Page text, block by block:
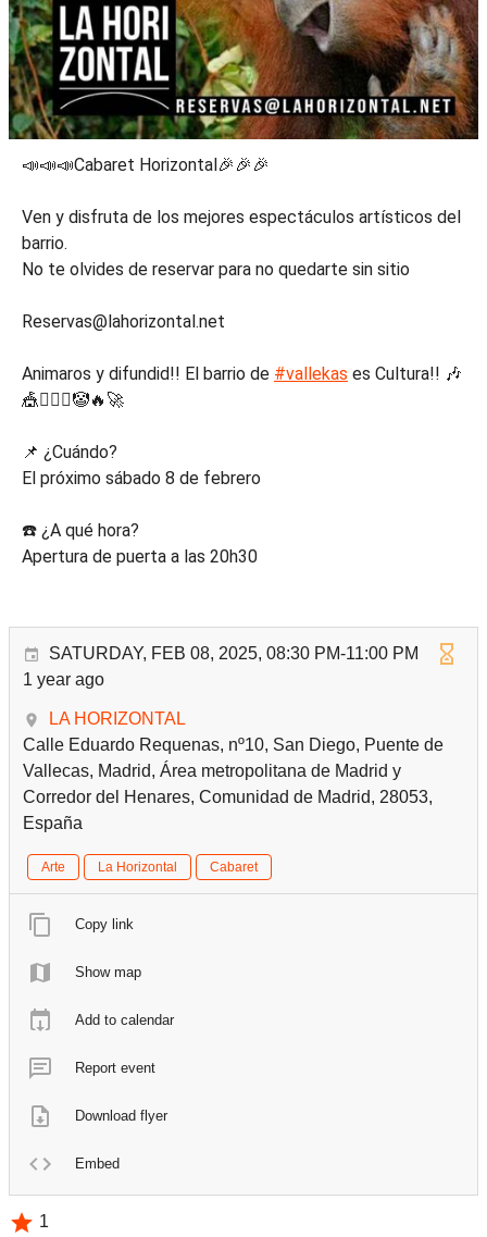
📣📣📣Cabaret Horizontal🎉🎉🎉
Ven y disfruta de los mejores espectáculos artísticos del
barrio.
No te olvides de reservar para no quedarte sin sitio
Reservas@lahorizontal.net
Animaros y difundid!! El barrio de #vallekas es Cultura!! 🎶
🎪🤹🏾‍♂️🤡🔥🚀
📌 ¿Cuándo?
El próximo sábado 8 de febrero
☎️ ¿A qué hora?
Apertura de puerta a las 20h30
SATURDAY, FEB 08, 2025, 08:30 PM-11:00 PM
1 year ago
LA HORIZONTAL
Calle Eduardo Requenas, nº10, San Diego, Puente de
Vallecas, Madrid, Área metropolitana de Madrid y
Corredor del Henares, Comunidad de Madrid, 28053,
España
Arte La Horizontal Cabaret
Copy link
Show map
Add to calendar
Report event
Download flyer
Embed
1